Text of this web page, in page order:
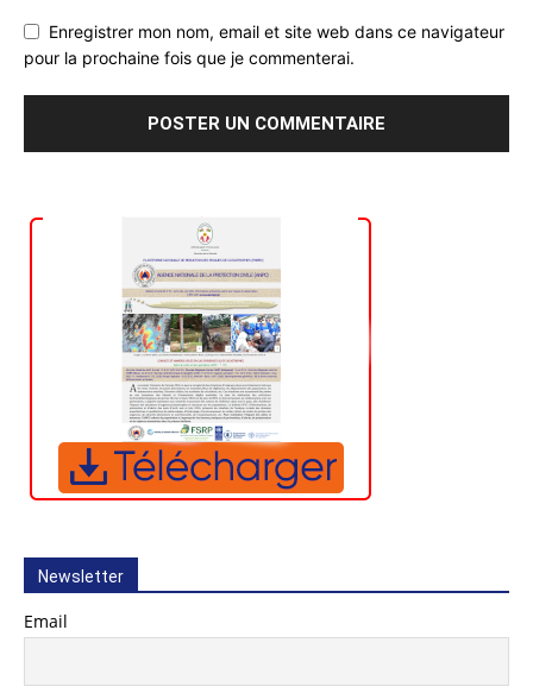
Enregistrer mon nom, email et site web dans ce navigateur
pour la prochaine fois que je commenterai.
Newsletter
Email